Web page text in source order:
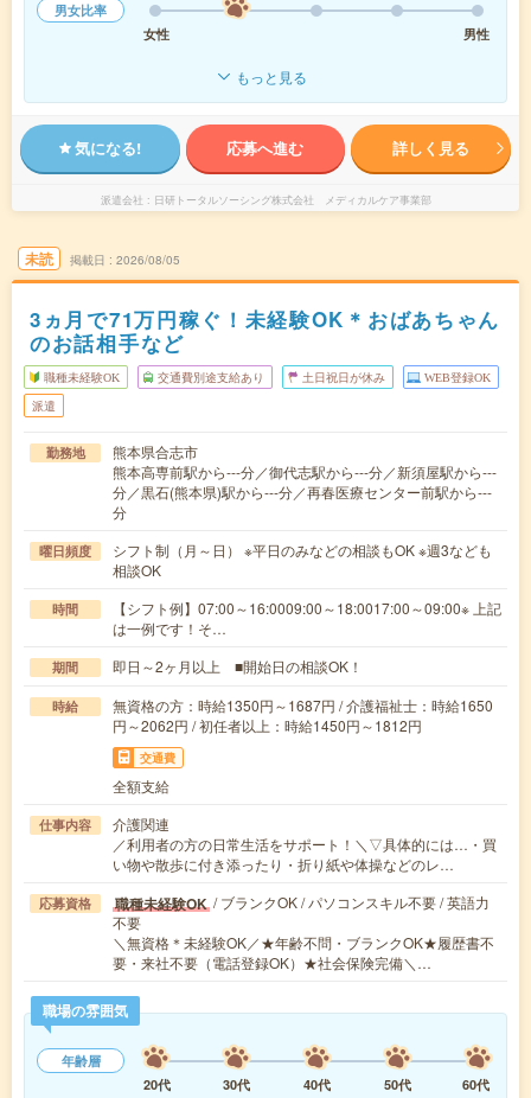
男女比率
女性
男性
もっと見る
気になる! 応募へ進む 詳しく見る
派遣会社 日研トータルソーシング株式会社 メディカルケア事業部
未読 掲載日 2026/08/05
3ヵ月で71万円稼ぐ！未経験OK＊おばあちゃん
のお話相手など
職種未経験OK 交通費別途支給あり 土日祝日が休み WEB登録OK
派遣
勤務地
熊本県合志市
熊本高専前駅から---分／御代志駅から---分／新須屋駅から---
分／黒石(熊本県)駅から---分／再春医療センター前駅から---
分
曜日頻度
シフト制（月～日） ※平日のみなどの相談もOK ※週3なども
相談OK
時間
【シフト例】07:00～16:0009:00～18:0017:00～09:00※ 上記
は一例です！そ…
期間 即日～2ヶ月以上 ■開始日の相談OK！
時給
無資格の方：時給1350円～1687円 / 介護福祉士：時給1650
円～2062円 / 初任者以上：時給1450円～1812円
交通費
全額支給
仕事内容
介護関連
／利用者の方の日常生活をサポート！＼▽具体的には…・買
い物や散歩に付き添ったり・折り紙や体操などのレ…
応募資格 職種未経験OK / ブランクOK / パソコンスキル不要 / 英語力
不要
＼無資格＊未経験OK／★年齢不問・ブランクOK★履歴書不
要・来社不要（電話登録OK）★社会保険完備＼…
職場の雰囲気
年齢層
20代
30代 40代 50代
60代